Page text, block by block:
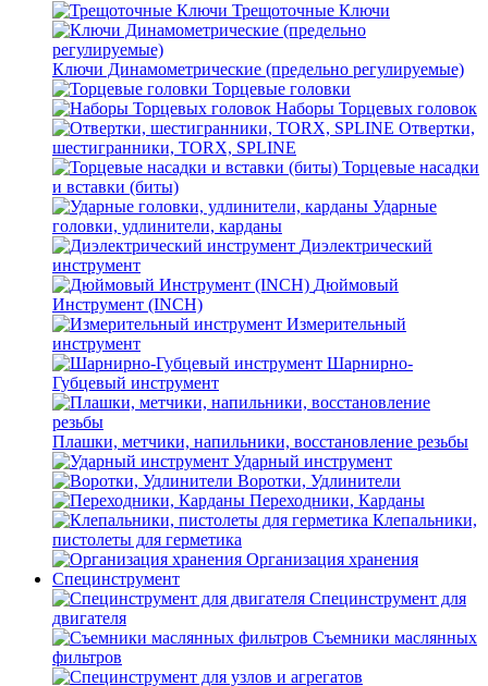
Трещоточные Ключи
Ключи Динамометрические (предельно регулируемые)
Торцевые головки
Наборы Торцевых головок
Отвертки,
шестигранники, TORX, SPLINE
Торцевые насадки
и вставки (биты)
Ударные
головки, удлинители, карданы
Диэлектрический
инструмент
Дюймовый
Инструмент (INCH)
Измерительный
инструмент
Шарнирно-
Губцевый инструмент
Плашки, метчики, напильники, восстановление резьбы
Ударный инструмент
Воротки, Удлинители
Переходники, Карданы
Клепальники,
пистолеты для герметика
Организация хранения
Специнструмент
Специнструмент для
двигателя
Съемники маслянных
фильтров